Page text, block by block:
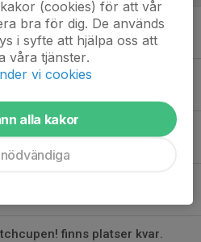
23/6
GK onsdagen den 3 juni
finns platser kvar.
(cookies) för att vår
bra för dig. De används
i syfte att hjälpa oss att
våra tjänster.
vi cookies
alla kakor